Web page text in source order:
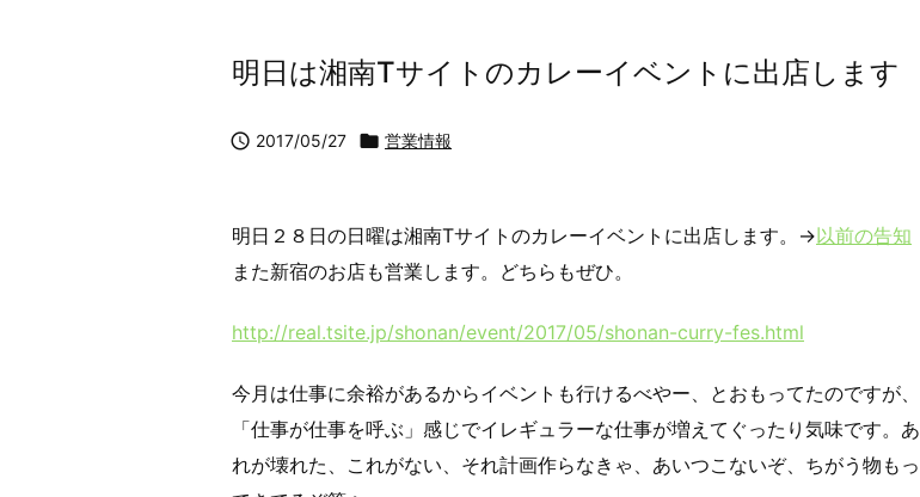
明日は湘南Tサイトのカレーイベントに出店します
 2017/05/27  営業情報
明日２８日の日曜は湘南Tサイトのカレーイベントに出店します。→以前の告知
また新宿のお店も営業します。どちらもぜひ。
http://real.tsite.jp/shonan/event/2017/05/shonan-curry-fes.html
今月は仕事に余裕があるからイベントも行けるべやー、とおもってたのですが、
「仕事が仕事を呼ぶ」感じでイレギュラーな仕事が増えてぐったり気味です。あ
れが壊れた、これがない、それ計画作らなきゃ、あいつこないぞ、ちがう物もっ